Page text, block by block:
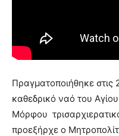
Πραγματοποιήθηκε στις
καθεδρικό ναό του
Μόρφου
προεξήρχε ο